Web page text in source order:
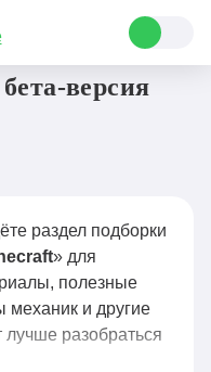
версия
раздел подборки
» для
полезные
механик и другие
лучше разобраться